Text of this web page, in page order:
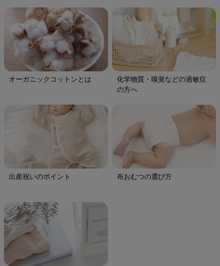
オーガニックコットンとは
化学物質・嗅覚などの過敏症
の方へ
出産祝いのポイント 布おむつの選び方